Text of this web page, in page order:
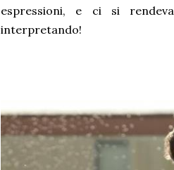
espressioni, e ci si
interpretando!